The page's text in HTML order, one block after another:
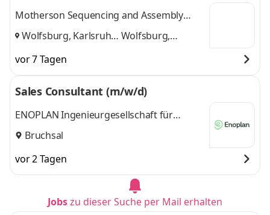
Motherson Sequencing and Assembly
Services Global Group GmbH
Wolfsburg, Karlsruhe- Wolfsburg,
vor 7 Tagen
Sales Consultant (m/w/d)
ENOPLAN Ingenieurgesellschaft für
Energiedienstleistungen mbH
Bruchsal
vor 2 Tagen
Jobszu dieser Suche per Mail erhalten